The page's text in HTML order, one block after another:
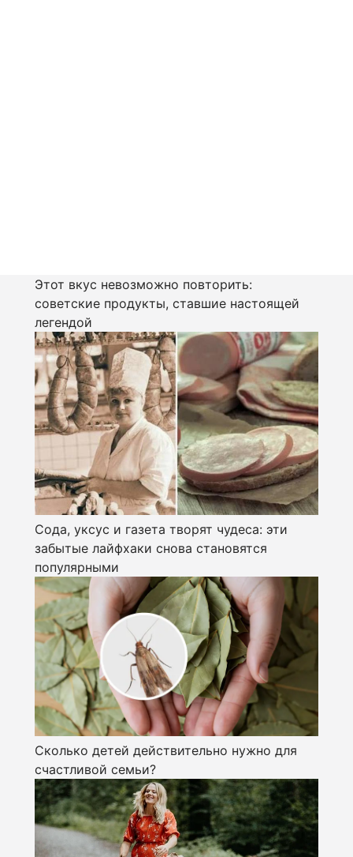
Этот вкус невозможно повторить:
советские продукты, ставшие настоящей
легендой
Сода, уксус и газета творят чудеса: эти
забытые лайфхаки снова становятся
популярными
Сколько детей действительно нужно для
счастливой семьи?